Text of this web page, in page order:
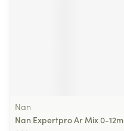
Nan
Nan Expertpro Ar Mix 0-12m